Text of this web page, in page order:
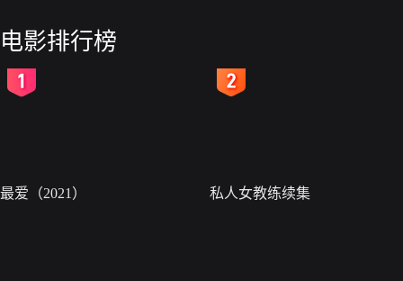
电影排行榜
最爱（2021） 私人女教练续集